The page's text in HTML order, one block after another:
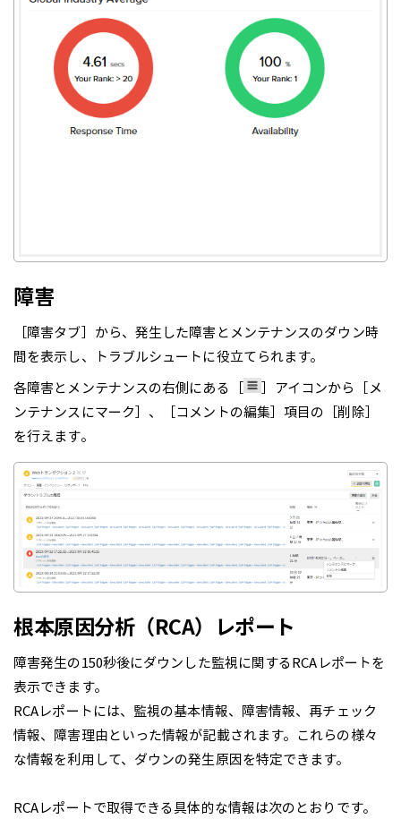
障害
［障害タブ］から、発生した障害とメンテナンスのダウン時
間を表示し、トラブルシュートに役立てられます。
各障害とメンテナンスの右側にある［
］アイコンから［メ
ンテナンスにマーク］、［コメントの編集］項目の［削除］
を行えます。
根本原因分析（RCA）レポート
障害発生の150秒後にダウンした監視に関するRCAレポートを
表示できます。
RCAレポートには、監視の基本情報、障害情報、再チェック
情報、障害理由といった情報が記載されます。これらの様々
な情報を利用して、ダウンの発生原因を特定できます。
RCAレポートで取得できる具体的な情報は次のとおりです。